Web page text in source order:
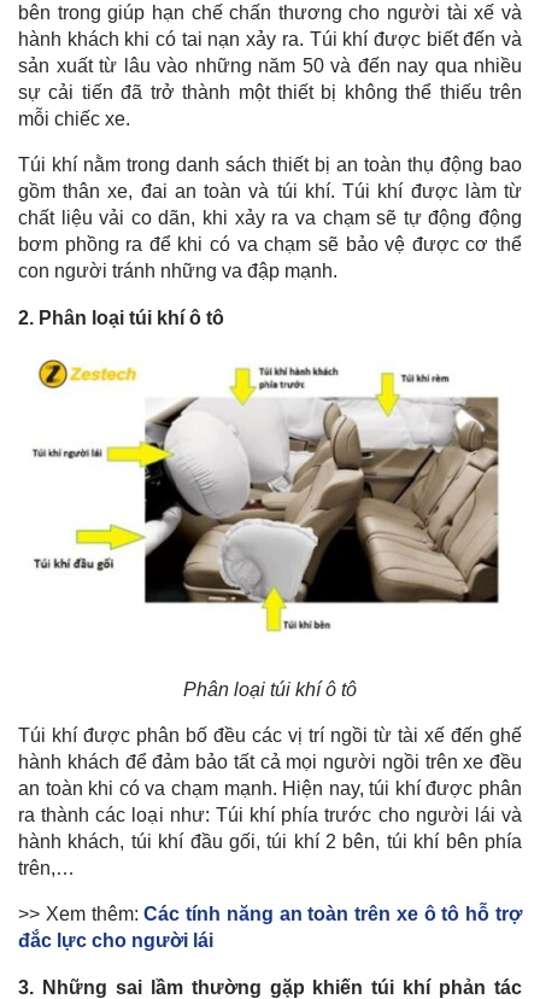
bên trong giúp hạn chế chấn thương cho người tài xế và
hành khách khi có tai nạn xảy ra. Túi khí được biết đến và
sản xuất từ lâu vào những năm 50 và đến nay qua nhiều
sự cải tiến đã trở thành một thiết bị không thể thiếu trên
mỗi chiếc xe.
Túi khí nằm trong danh sách thiết bị an toàn thụ động bao
gồm thân xe, đai an toàn và túi khí. Túi khí được làm từ
chất liệu vải co dãn, khi xảy ra va chạm sẽ tự động động
bơm phồng ra để khi có va chạm sẽ bảo vệ được cơ thể
con người tránh những va đập mạnh.
2. Phân loại túi khí ô tô
Phân loại túi khí ô tô
Túi khí được phân bố đều các vị trí ngồi từ tài xế đến ghế
hành khách để đảm bảo tất cả mọi người ngồi trên xe đều
an toàn khi có va chạm mạnh. Hiện nay, túi khí được phân
ra thành các loại như: Túi khí phía trước cho người lái và
hành khách, túi khí đầu gối, túi khí 2 bên, túi khí bên phía
trên,…
>> Xem thêm:Các tính năng an toàn trên xe ô tô hỗ trợ
đắc lực cho người lái
3. Những sai lầm thường gặp khiến túi khí phản tác